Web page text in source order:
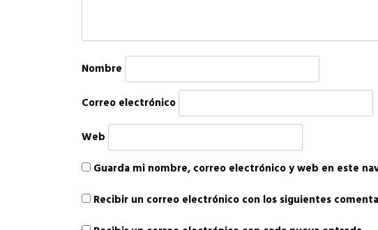
Nombre
Correo electrónico
Web
Guarda mi nombre, correo electrónico y web en este
Recibir un correo electrónico con los siguientes